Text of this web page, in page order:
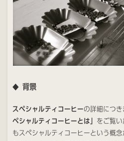
◆ 背景
スペシャルティコーヒーの詳細につ
ペシャルティコーヒーとは」 をご覧
もスペシャルティコーヒーという概